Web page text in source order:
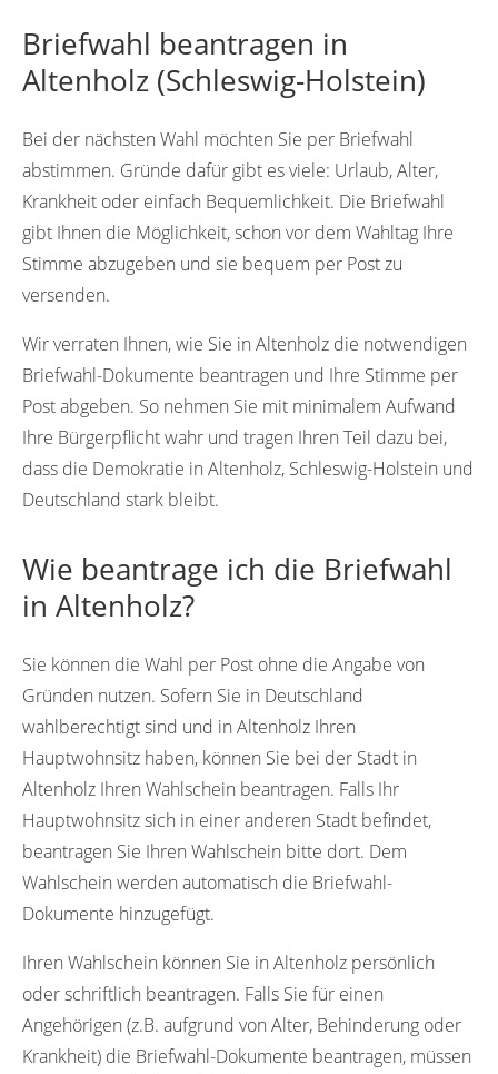
Briefwahl beantragen in
Altenholz (Schleswig-Holstein)
Bei der nächsten Wahl möchten Sie per Briefwahl
abstimmen. Gründe dafür gibt es viele: Urlaub, Alter,
Krankheit oder einfach Bequemlichkeit. Die Briefwahl
gibt Ihnen die Möglichkeit, schon vor dem Wahltag Ihre
Stimme abzugeben und sie bequem per Post zu
versenden.
Wir verraten Ihnen, wie Sie in Altenholz die notwendigen
Briefwahl-Dokumente beantragen und Ihre Stimme per
Post abgeben. So nehmen Sie mit minimalem Aufwand
Ihre Bürgerpflicht wahr und tragen Ihren Teil dazu bei,
dass die Demokratie in Altenholz, Schleswig-Holstein und
Deutschland stark bleibt.
Wie beantrage ich die Briefwahl
in Altenholz?
Sie können die Wahl per Post ohne die Angabe von
Gründen nutzen. Sofern Sie in Deutschland
wahlberechtigt sind und in Altenholz Ihren
Hauptwohnsitz haben, können Sie bei der Stadt in
Altenholz Ihren Wahlschein beantragen. Falls Ihr
Hauptwohnsitz sich in einer anderen Stadt befindet,
beantragen Sie Ihren Wahlschein bitte dort. Dem
Wahlschein werden automatisch die Briefwahl-
Dokumente hinzugefügt.
Ihren Wahlschein können Sie in Altenholz persönlich
oder schriftlich beantragen. Falls Sie für einen
Angehörigen (z.B. aufgrund von Alter, Behinderung oder
Krankheit) die Briefwahl-Dokumente beantragen, müssen